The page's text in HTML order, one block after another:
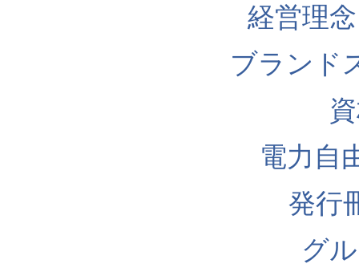
経営理
ブランド
電力自
発行
グ